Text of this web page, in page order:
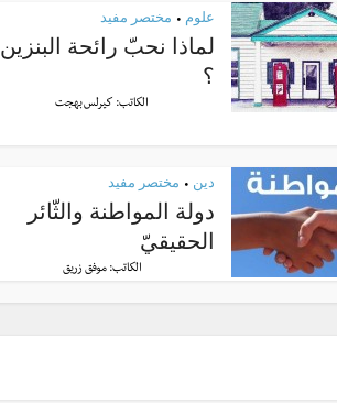
علوم • مختصر مفيد
لماذا نحبّ رائحة البنزين
؟
الكاتب: كيرلس بهجت
دين • مختصر مفيد
دولة المواطنة والثّائر
الحقيقيّ
الكاتب:موفق زريق